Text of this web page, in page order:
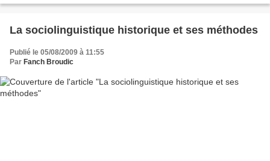
La sociolinguistique historique et ses méthodes
Publié le 05/08/2009 à 11:55
Par Fanch Broudic